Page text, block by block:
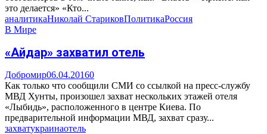
это делается» «Кто...
аналитикаНиколай СтариковПолитикаРоссия
В Мире
«Айдар» захватил отель
Добромир06.04.20160
Как только что сообщили СМИ со ссылкой на пресс-службу
МВД Хунты, произошел захват нескольких этажей отеля
«Лыбидь», расположенного в центре Киева. По
предварительной информации МВД, захват сразу...
захватукраинаотель